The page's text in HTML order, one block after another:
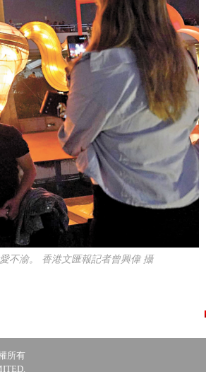
不渝。 香港文匯報記者曾興偉 攝
所有